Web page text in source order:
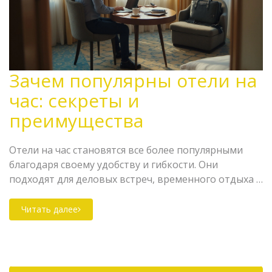
Зачем популярны отели на
час: секреты и
преимущества
Отели на час становятся все более популярными
благодаря своему удобству и гибкости. Они
подходят для деловых встреч, временного отдыха и
совместить работу и отдых, обеспечивая
неприкосновенность личного пространства. Они
отдых. В статье рассматриваются причины
Читать далее